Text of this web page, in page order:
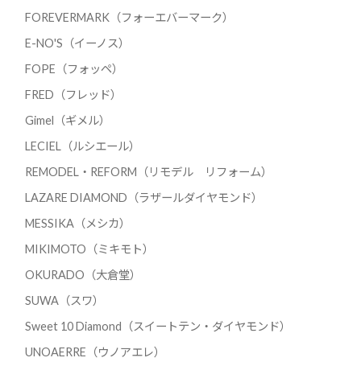
FOREVERMARK（フォーエバーマーク）
E-NO'S（イーノス）
FOPE（フォッペ）
FRED（フレッド）
Gimel（ギメル）
LECIEL（ルシエール）
REMODEL・REFORM（リモデル リフォーム）
LAZARE DIAMOND（ラザールダイヤモンド）
MESSIKA（メシカ）
MIKIMOTO（ミキモト）
OKURADO（大倉堂）
SUWA（スワ）
Sweet 10 Diamond（スイートテン・ダイヤモンド）
UNOAERRE（ウノアエレ）